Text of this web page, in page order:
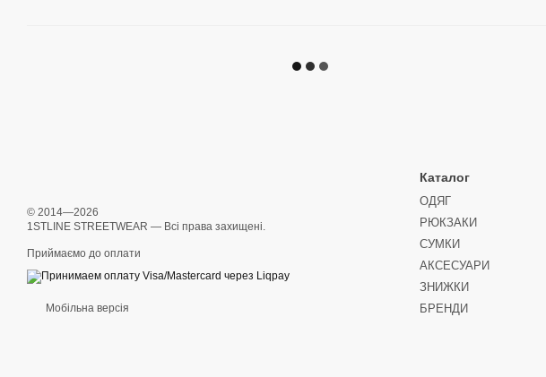
© 2014—2026
1STLINE STREETWEAR — Всі права захищені.
Приймаємо до оплати
Мобільна версія
Каталог
ОДЯГ
РЮКЗАКИ
СУМКИ
АКСЕСУАРИ
ЗНИЖКИ
БРЕНДИ